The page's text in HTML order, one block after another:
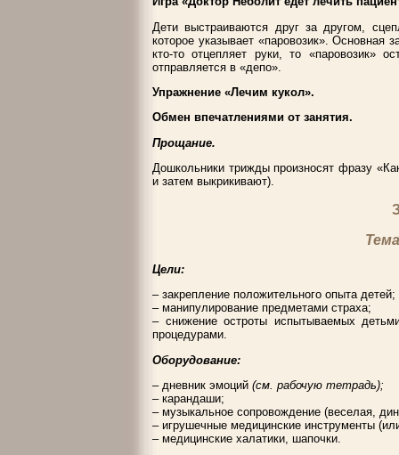
Дети выстраиваются друг за другом,
которое указывает «паровозик». Основная
кто-то отцепляет руки, то «паровозик»
отправляется в «депо».
Упражнение «Лечим кукол».
Обмен впечатлениями от занятия.
Прощание.
Дошкольники трижды произносят фразу
и затем выкрикивают).
Цели:
– закрепление положительного опыта детей;
– манипулирование предметами страха;
– снижение остроты испытываемых
процедурами.
Оборудование:
– дневник эмоций (см. рабочую тетрадь);
– карандаши;
– музыкальное сопровождение (веселая,
– игрушечные медицинские инструменты
– медицинские халатики, шапочки.